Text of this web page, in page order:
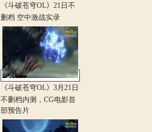
《斗破苍穹OL》21日不
删档 空中激战实录
《斗破苍穹OL》3月21日
不删档内测，CG电影首
部预告片